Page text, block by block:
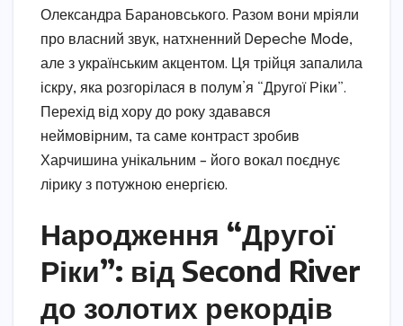
Олександра Барановського. Разом вони мріяли
про власний звук, натхненний Depeche Mode,
але з українським акцентом. Ця трійця запалила
іскру, яка розгорілася в полум’я “Другої Ріки”.
Перехід від хору до року здавався
неймовірним, та саме контраст зробив
Харчишина унікальним – його вокал поєднує
лірику з потужною енергією.
Народження “Другої
Ріки”: від Second River
до золотих рекордів